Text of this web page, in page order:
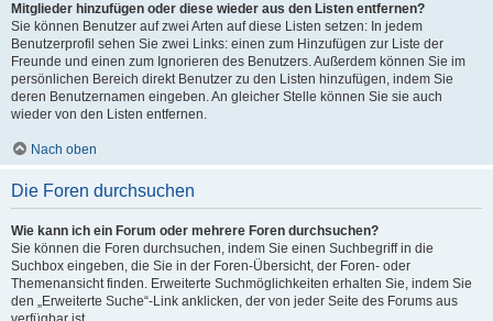
Mitglieder hinzufügen oder diese wieder aus den Listen entfernen?
Sie können Benutzer auf zwei Arten auf diese Listen setzen: In jedem
Benutzerprofil sehen Sie zwei Links: einen zum Hinzufügen zur Liste der
Freunde und einen zum Ignorieren des Benutzers. Außerdem können Sie im
persönlichen Bereich direkt Benutzer zu den Listen hinzufügen, indem Sie
deren Benutzernamen eingeben. An gleicher Stelle können Sie sie auch
wieder von den Listen entfernen.
Nach oben
Die Foren durchsuchen
Wie kann ich ein Forum oder mehrere Foren durchsuchen?
Sie können die Foren durchsuchen, indem Sie einen Suchbegriff in die
Suchbox eingeben, die Sie in der Foren-Übersicht, der Foren- oder
Themenansicht finden. Erweiterte Suchmöglichkeiten erhalten Sie, indem Sie
den „Erweiterte Suche“-Link anklicken, der von jeder Seite des Forums aus